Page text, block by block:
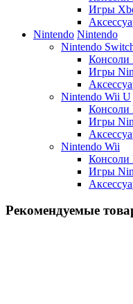
Игры
Nintendo Nintendo
Nintendo
Консоли
Игры
Nintendo Wii U
Консоли
Игры
Nintendo Wii
Консоли
Игры
Рекомендуемые